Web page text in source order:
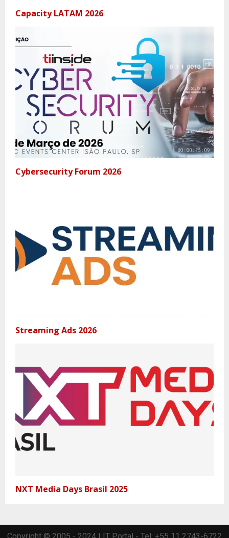
Capacity LATAM 2026
Cybersecurity Forum 2026
Streaming Ads 2026
NXT Media Days Brasil 2025
Copyright © 2005 - 2024 | IT Portal - Tel: +55 11 2743-6722